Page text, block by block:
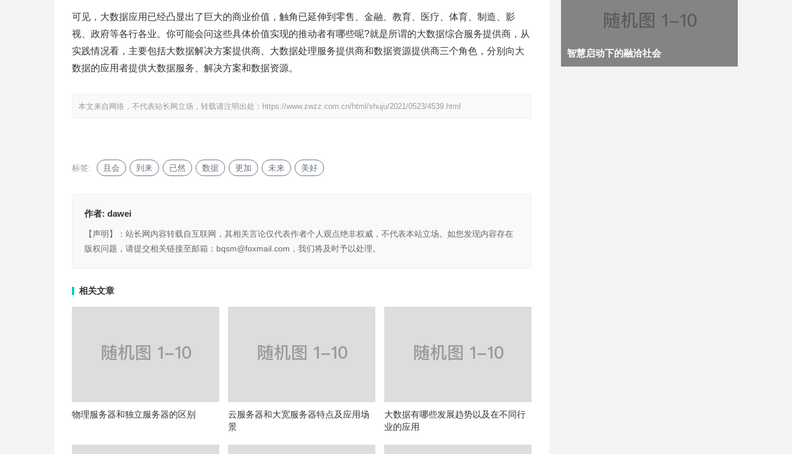
可见，大数据应用已经凸显出了巨大的商业价值，触角已延伸到零售、金融、教育、医疗、体育、制造、影
视、政府等各行各业。你可能会问这些具体价值实现的推动者有哪些呢?就是所谓的大数据综合服务提供商，从
实践情况看，主要包括大数据解决方案提供商、大数据处理服务提供商和数据资源提供商三个角色，分别向大
数据的应用者提供大数据服务、解决方案和数据资源。
本文来自网络，不代表站长网立场，转载请注明出处： https://www.zwzz.com.cn/html/shuju/2021/0523/4539.html
标签: 且会 到来 已然 数据 更加 未来 美好
作者: dawei
【声明】：站长网内容转载自互联网，其相关言论仅代表作者个人观点绝非权威，不代表本站立场。如您发现内容存在
版权问题，请提交相关链接至邮箱：bqsm@foxmail.com，我们将及时予以处理。
相关文章
物理服务器和独立服务器的区别
云服务器和大宽服务器特点及应用场
景
大数据有哪些发展趋势以及在不同行
业的应用
智慧启动下的融洽社会